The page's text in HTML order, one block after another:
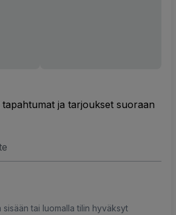
tapahtumat ja tarjoukset suoraan
sisään tai luomalla tilin hyväksyt